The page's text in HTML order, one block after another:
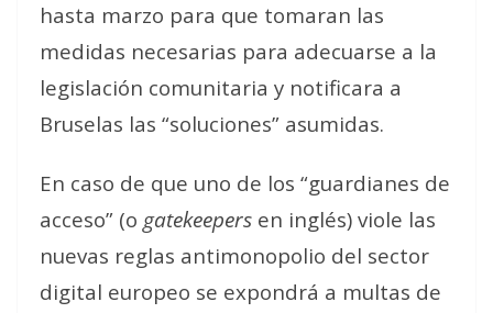
hasta marzo para que tomaran las
medidas necesarias para adecuarse a la
legislación comunitaria y notificara a
Bruselas las “soluciones” asumidas.
En caso de que uno de los “guardianes de
acceso” (o gatekeepers en inglés) viole las
nuevas reglas antimonopolio del sector
digital europeo se expondrá a multas de